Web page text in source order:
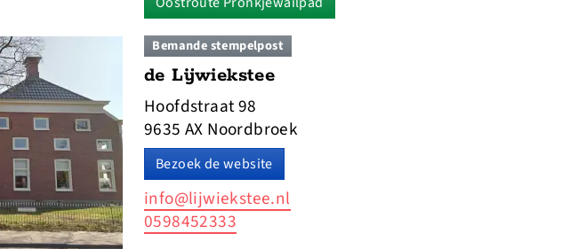
Bemande stempelpost
de Lijwiekstee
Hoofdstraat 98
9635 AX Noordbroek
Bezoek de website
info@lijwiekstee.nl
0598452333